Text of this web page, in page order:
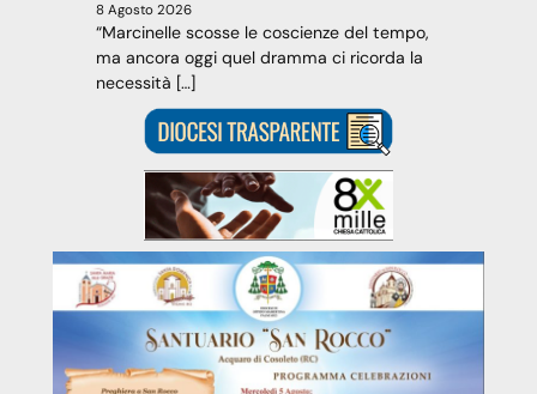
8 Agosto 2026
“Marcinelle scosse le coscienze del tempo,
ma ancora oggi quel dramma ci ricorda la
necessità […]